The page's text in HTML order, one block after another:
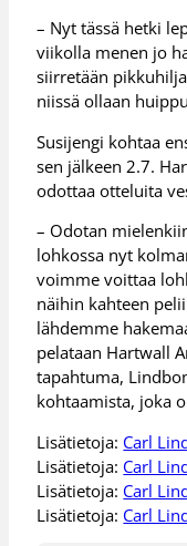
– Nyt tässä hetki
viikolla menen jo
siirretään
niissä ollaan
Susijengi kohtaa
sen jälkeen 2.7.
odottaa otteluita
– Odotan
lohkossa nyt
voimme voittaa
näihin kahteen
lähdemme
pelataan Hartwall
tapahtuma,
kohtaamista, joka
Lisätietoja: Carl
Lisätietoja: Carl
Lisätietoja: Carl
Lisätietoja: Carl